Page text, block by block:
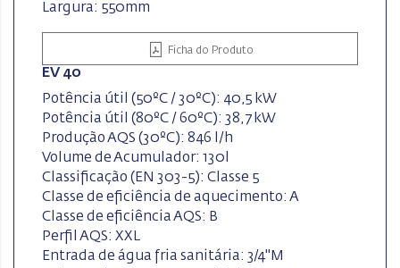
Largura: 550mm
Ficha do Produto
EV 40
Potência útil (50ºC / 30ºC): 40,5 kW
Potência útil (80ºC / 60ºC): 38,7 kW
Produção AQS (30ºC): 846 l/h
Volume de Acumulador: 130l
Classificação (EN 303-5): Classe 5
Classe de eficiência de aquecimento: A
Classe de eficiência AQS: B
Perfil AQS: XXL
Entrada de água fria sanitária: 3/4"M